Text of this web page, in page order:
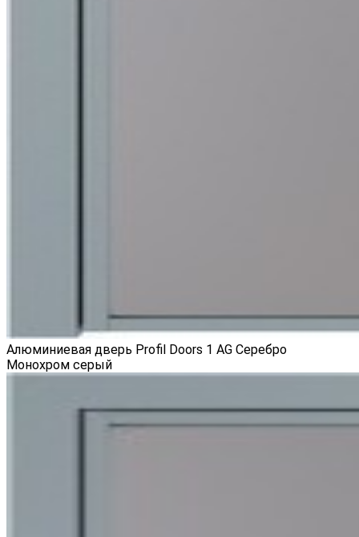
Алюминиевая дверь Profil Doors 1 AG Серебро
Монохром серый